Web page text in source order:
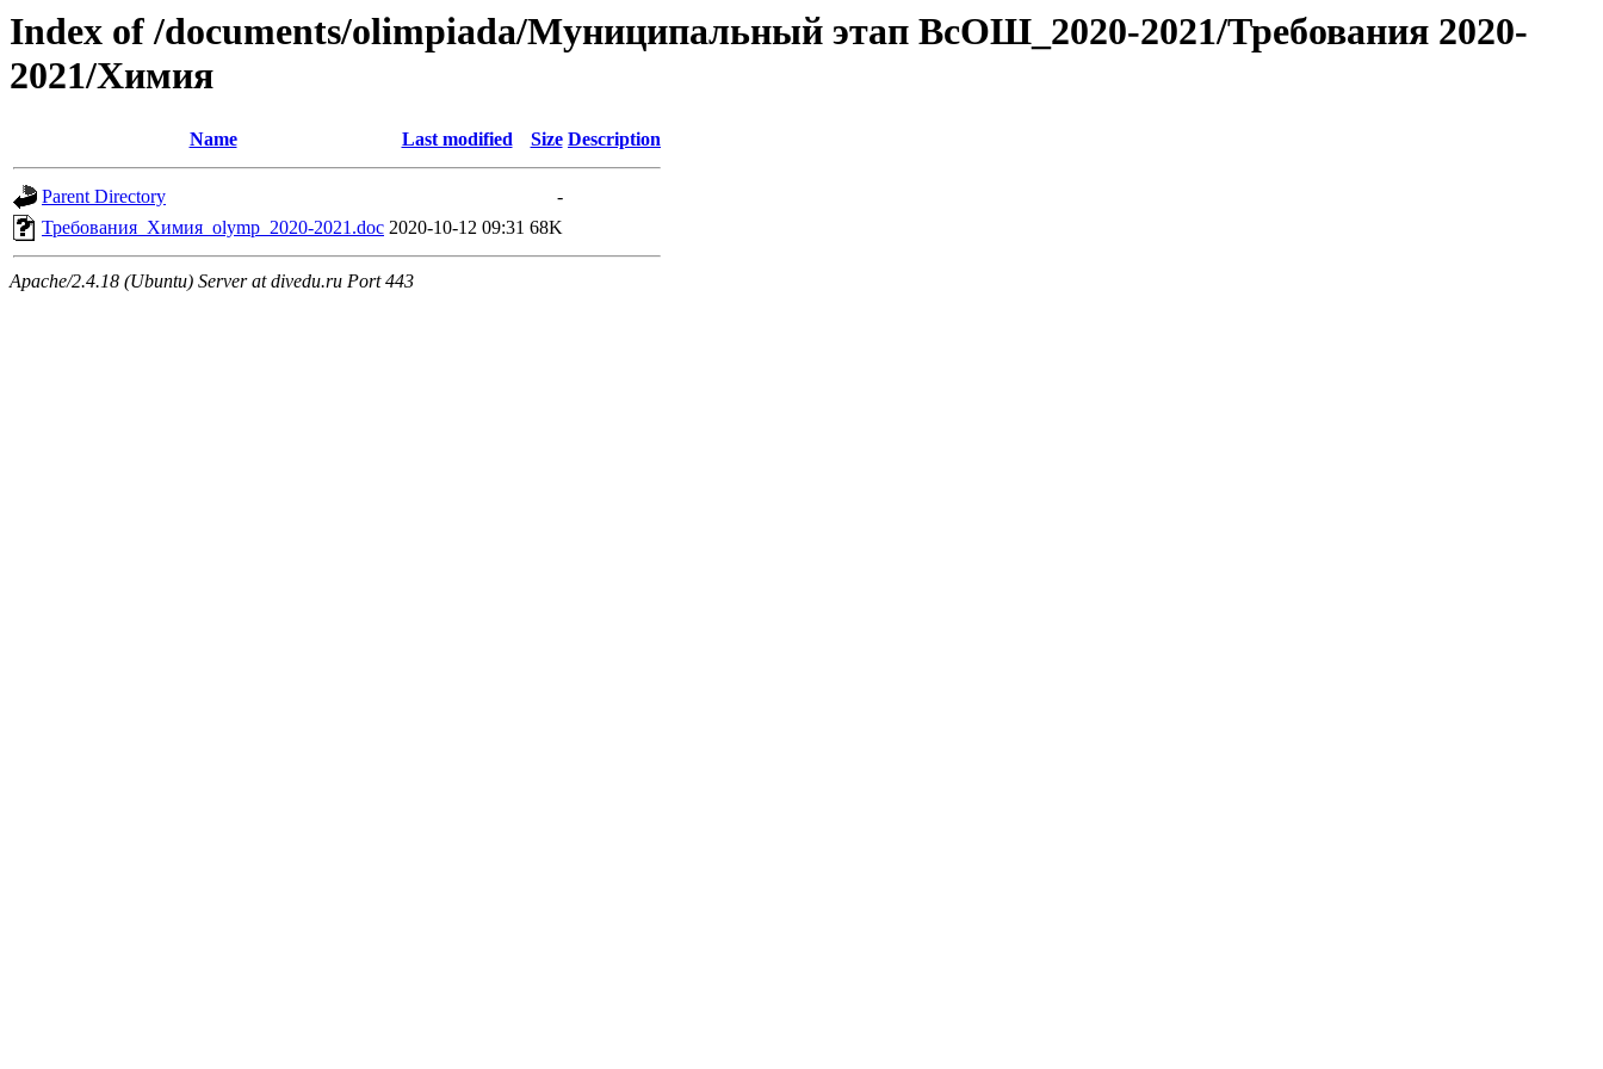
Index of /documents/olimpiada/Муниципальный этап ВсОШ_2020-2021/Требования 2020-
2021/Химия
Name Last modified Size Description
Parent Directory
-
Требования_Химия_olymp_2020-2021.doc 2020-10-12 09:31 68K
Apache/2.4.18 (Ubuntu) Server at divedu.ru Port 443